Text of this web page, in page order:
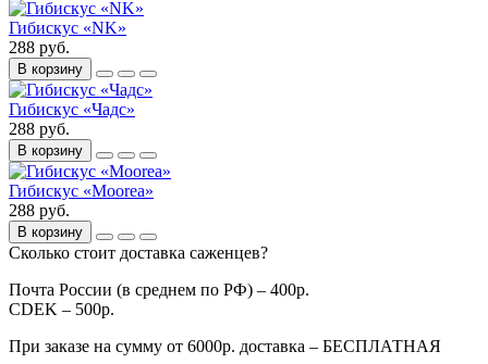
Гибискус «NK»
288 руб.
В корзину
Гибискус «Чадс»
288 руб.
В корзину
Гибискус «Moorea»
288 руб.
В корзину
Сколько стоит доставка саженцев?
Почта России (в среднем по РФ) – 400р.
CDEK – 500р.
При заказе на сумму от 6000р. доставка – БЕСПЛАТНАЯ